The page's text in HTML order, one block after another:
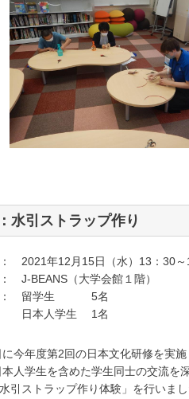
水引ストラップ作り
2021年12月15日（水）13：30～
BEANS（大学会館１階）
： 留学生 5名
人学生 1名
今年度第2回の日本文化研修を実
人学生を含めた学生同士の交流を
引ストラップ作り体験」を行いま